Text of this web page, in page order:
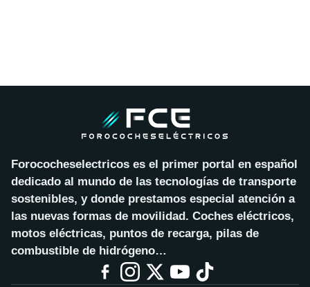
Forococheselectricos es el primer portal en español
dedicado al mundo de las tecnologías de transporte
sostenibles, y donde prestamos especial atención a
las nuevas formas de movilidad. Coches eléctricos,
motos eléctricas, puntos de recarga, pilas de
combustible de hidrógeno…